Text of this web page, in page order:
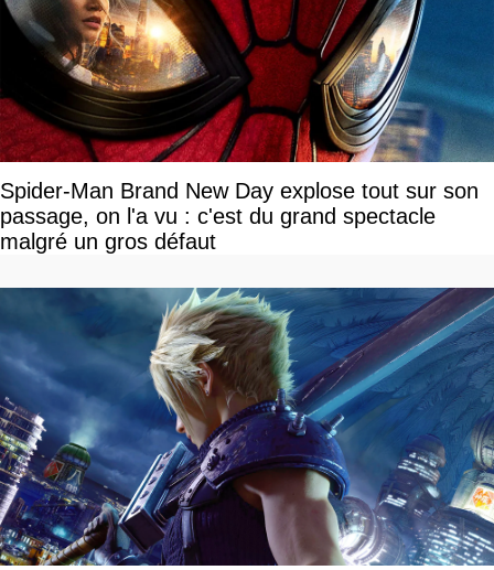
Spider-Man Brand New Day explose tout sur son
passage, on l'a vu : c'est du grand spectacle
malgré un gros défaut